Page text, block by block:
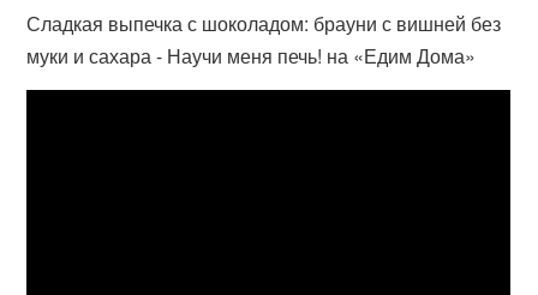
Сладкая выпечка с шоколадом: брауни с вишней без
муки и сахара - Научи меня печь! на «Едим Дома»